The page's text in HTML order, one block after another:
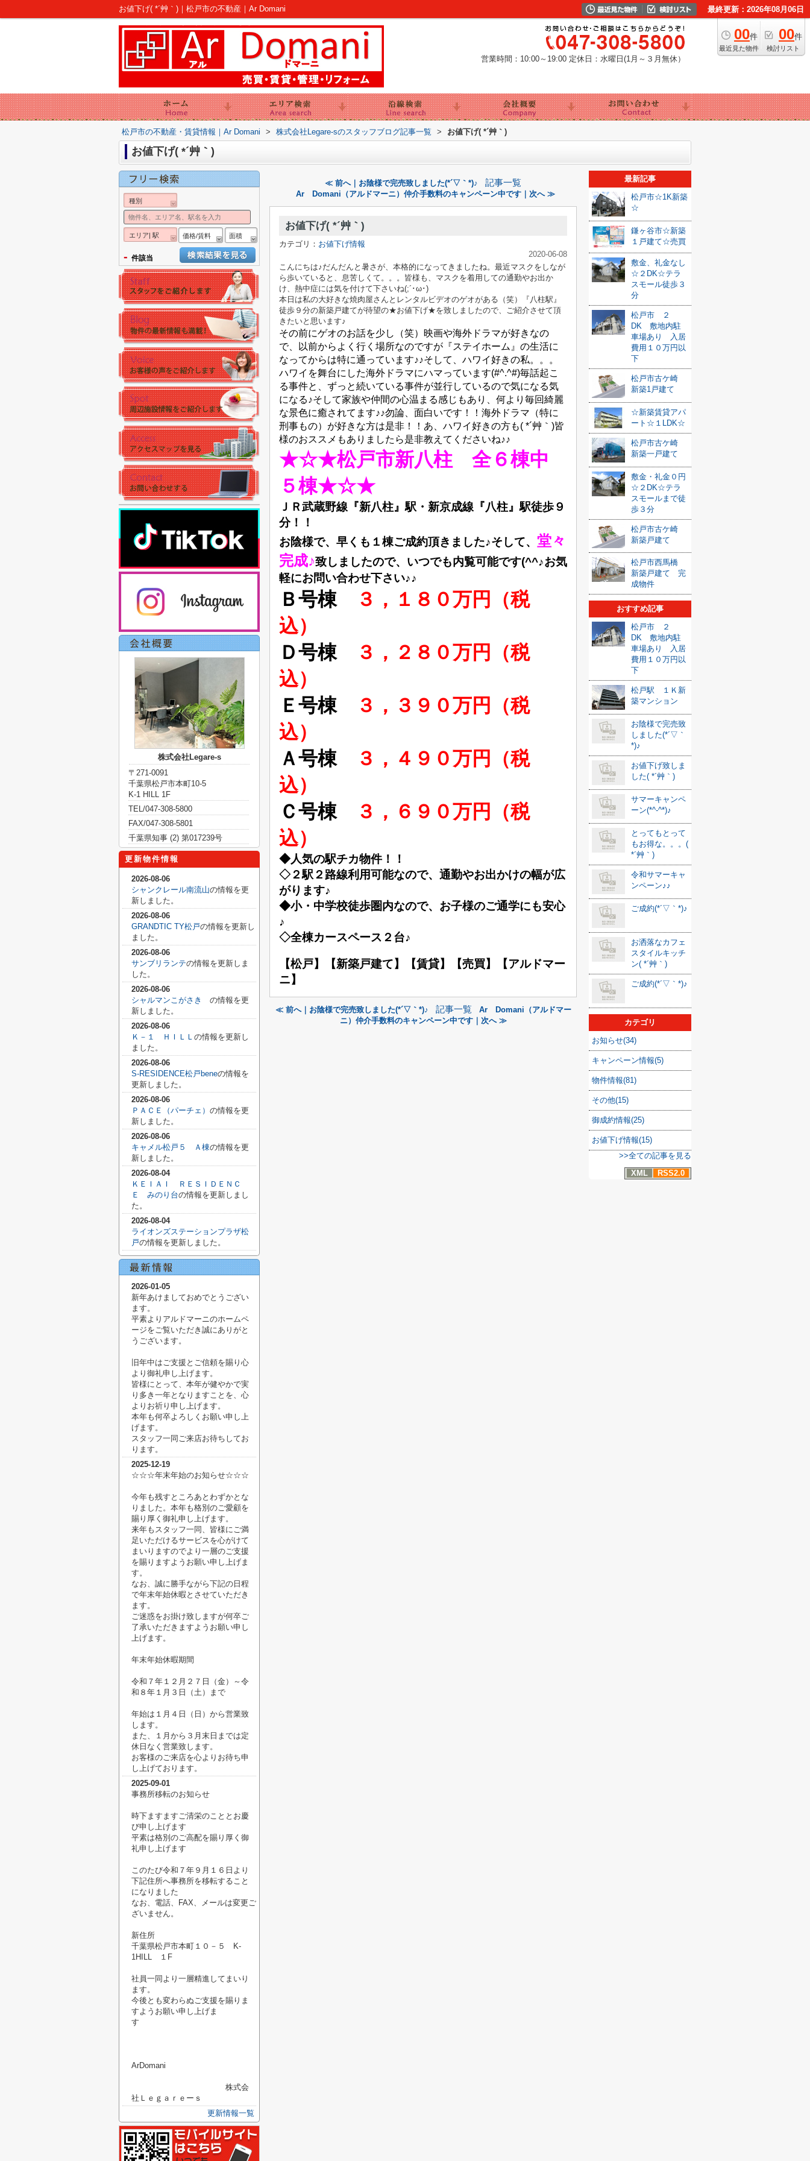
お値下げ( *´艸｀)｜松戸市の不動産｜Ar Domani 最終更新：2026年08月06日
00件
最近見た物件
00件
検討リスト
営業時間：10:00～19:00 定休日：水曜日(1月～３月無休）
松戸市の不動産・賃貸情報｜Ar Domani > 株式会社Legare-sのスタッフブログ記事一覧 > お値下げ( *´艸｀)
お値下げ( *´艸｀)
≪ 前へ｜お陰様で完売致しました(*´▽｀*)♪ 記事一覧
Ar Domani（アルドマーニ）仲介手数料のキャンペーン中です｜次へ ≫
お値下げ( *´艸｀)
カテゴリ： お値下げ情報
2020-06-08
こんにちは♪だんだんと暑さが、本格的になってきましたね。最近マスクをしなが
ら歩いていると、息苦しくて。。。皆様も、マスクを着用しての通勤やお出か
け、熱中症には気を付けて下さいね(;´･ω･)
本日は私の大好きな焼肉屋さんとレンタルビデオのゲオがある（笑）『八柱駅』
徒歩９分の新築戸建てが待望の★お値下げ★を致しましたので、ご紹介させて頂
きたいと思います♪
その前にゲオのお話を少し（笑）映画や海外ドラマが好きなの
で、以前からよく行く場所なのですが『ステイホーム』の生活に
なってからは特に通っています♪♪そして、ハワイ好きの私。。。
ハワイを舞台にした海外ドラマにハマっています(#^.^#)毎話起こ
る事件と、ずっと続いている事件が並行しているので気になる気
になる♪そして家族や仲間の心温まる感じもあり、何より毎回綺麗
な景色に癒されてます♪♪勿論、面白いです！！海外ドラマ（特に
刑事もの）が好きな方は是非！！あ、ハワイ好きの方も( *´艸｀)皆
様のおススメもありましたら是非教えてくださいね♪♪
★☆★松戸市新八柱 全６棟中
５棟★☆★
ＪＲ武蔵野線『新八柱』駅・新京成線『八柱』駅徒歩９
分！！
お陰様で、早くも１棟ご成約頂きました♪そして、 堂々
完成♪致しましたので、いつでも内覧可能です(^^♪お気
軽にお問い合わせ下さい♪♪
Ｂ号棟
３，１８０万円（税
込）
Ｄ号棟
３，２８０万円（税
込）
Ｅ号棟
３，３９０万円（税
込）
Ａ号棟
３，４９０万円（税
込）
Ｃ号棟
３，６９０万円（税
込）
◆人気の駅チカ物件！！
◇２駅２路線利用可能なので、通勤やお出かけの幅が広
がります♪
◆小・中学校徒歩圏内なので、お子様のご通学にも安心
♪
◇全棟カースペース２台♪
【松戸】【新築戸建て】【賃貸】【売買】【アルドマー
ニ】
≪ 前へ｜お陰様で完売致しました(*´▽｀*)♪ 記事一覧
Ar Domani（アルドマー
ニ）仲介手数料のキャンペーン中です｜次へ ≫
最新記事
松戸市☆1K新築
☆
鎌ヶ谷市☆新築
１戸建て☆売買
敷金、礼金なし
☆２DK☆テラ
スモール徒歩３
分
松戸市 ２
DK 敷地内駐
車場あり 入居
費用１０万円以
下
松戸市古ケ崎
新築1戸建て
☆新築賃貸アパ
ート☆１LDK☆
松戸市古ケ崎
新築一戸建て
敷金・礼金０円
☆２DK☆テラ
スモールまで徒
歩３分
松戸市古ケ崎
新築戸建て
松戸市西馬橋
新築戸建て 完
成物件
おすすめ記事
松戸市 ２
DK 敷地内駐
車場あり 入居
費用１０万円以
下
松戸駅 １Ｋ新
築マンション
お陰様で完売致
しました(*´▽｀
*)♪
お値下げ致しま
した( *´艸｀)
サマーキャンペ
ーン(*^-^*)♪
とってもとって
もお得な。。。(
*´艸｀)
令和サマーキャ
ンペーン♪♪
ご成約(*´▽｀*)♪
お洒落なカフェ
スタイルキッチ
ン( *´艸｀)
ご成約(*´▽｀*)♪
カテゴリ
お知らせ(34)
キャンペーン情報(5)
物件情報(81)
その他(15)
御成約情報(25)
お値下げ情報(15)
>>全ての記事を見る
XML
RSS2.0
種別
エリア| 駅 価格/賃料 面積
- 件該当
株式会社Legare-s
〒271-0091
千葉県松戸市本町10-5
K-1 HILL 1F
TEL/047-308-5800
FAX/047-308-5801
千葉県知事 (2) 第017239号
更新物件情報
2026-08-06
シャンクレール南流山の情報を更
新しました。
2026-08-06
GRANDTIC TY松戸の情報を更新し
ました。
2026-08-06
サンブリランテの情報を更新しま
した。
2026-08-06
シャルマンこがさき の情報を更
新しました。
2026-08-06
Ｋ－１ ＨＩＬＬ の情報を更新し
ました。
2026-08-06
S-RESIDENCE松戸beneの情報を
更新しました。
2026-08-06
ＰＡＣＥ（パーチェ） の情報を更
新しました。
2026-08-06
キャメル松戸５ Ａ棟の情報を更
新しました。
2026-08-04
ＫＥＩＡＩ ＲＥＳＩＤＥＮＣ
Ｅ みのり台の情報を更新しまし
た。
2026-08-04
ライオンズステーションプラザ松
戸の情報を更新しました。
2026-01-05
新年あけましておめでとうござい
ます。
平素よりアルドマーニのホームペ
ージをご覧いただき誠にありがと
うございます。
旧年中はご支援とご信頼を賜り心
より御礼申し上げます。
皆様にとって、本年が健やかで実
り多き一年となりますことを、心
よりお祈り申し上げます。
本年も何卒よろしくお願い申し上
げます。
スタッフ一同ご来店お待ちしてお
ります。
2025-12-19
☆☆☆年末年始のお知らせ☆☆☆
今年も残すところあとわずかとな
りました。本年も格別のご愛顧を
賜り厚く御礼申し上げます。
来年もスタッフ一同、皆様にご満
足いただけるサービスを心がけて
まいりますのでより一層のご支援
を賜りますようお願い申し上げま
す。
なお、誠に勝手ながら下記の日程
で年末年始休暇とさせていただき
ます。
ご迷惑をお掛け致しますが何卒ご
了承いただきますようお願い申し
上げます。
年末年始休暇期間
令和７年１２月２７日（金）～令
和８年１月３日（土）まで
年始は１月４日（日）から営業致
します。
また、１月から３月末日までは定
休日なく営業致します。
お客様のご来店を心よりお待ち申
し上げております。
2025-09-01
事務所移転のお知らせ
時下ますますご清栄のこととお慶
び申し上げます
平素は格別のご高配を賜り厚く御
礼申し上げます
このたび令和７年９月１６日より
下記住所へ事務所を移転すること
になりました
なお、電話、FAX、メールは変更ご
ざいません。
新住所
千葉県松戸市本町１０－５ K-
1HILL １F
社員一同より一層精進してまいり
ます。
今後とも変わらぬご支援を賜りま
すようお願い申し上げま
す
ArDomani
株式会
社Ｌｅｇａｒｅーｓ
更新情報一覧